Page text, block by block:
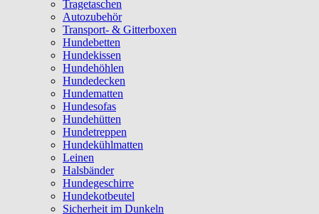
Tragetaschen
Autozubehör
Transport- & Gitterboxen
Hundebetten
Hundekissen
Hundehöhlen
Hundedecken
Hundematten
Hundesofas
Hundehütten
Hundetreppen
Hundekühlmatten
Leinen
Halsbänder
Hundegeschirre
Hundekotbeutel
Sicherheit im Dunkeln